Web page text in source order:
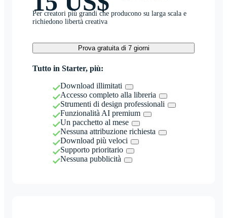
Per creatori più grandi che producono su larga scala e
richiedono libertà creativa
Prova gratuita di 7 giorni
Tutto in Starter, più:
Download illimitati
Accesso completo alla libreria
Strumenti di design professionali
Funzionalità AI premium
Un pacchetto al mese
Nessuna attribuzione richiesta
Download più veloci
Supporto prioritario
Nessuna pubblicità